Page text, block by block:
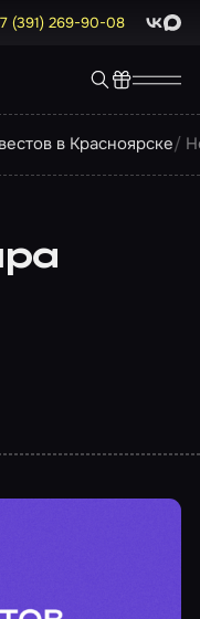
(391) 269-90-08 Max
в Красноярске